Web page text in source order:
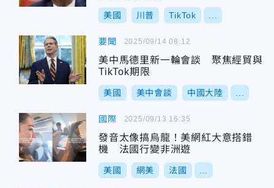
美國 川普 TikTok
要聞
美中馬德里新一輪會談 聚焦經貿與
TikTok期限
美國 美中會談 中國大陸
2025/09/14 08:12
國際
發音太像搞烏龍！美網紅大意搭錯
機 法國行變非洲遊
美國 網美 法國
2025/09/13 16:35